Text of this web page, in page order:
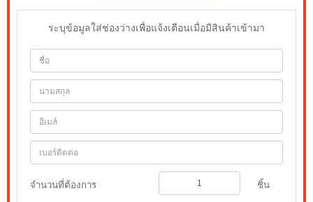
ระบุข้อมูลใส่ช่องว่างเพื่อแจ้งเตือนเมื่อมีสินค้าเข้ามา
จำนวนที่ต้องการ ชิ้น